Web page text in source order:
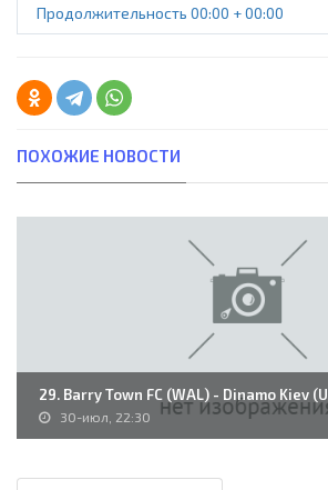
Продолжительность 00:00 + 00:00
ПОХОЖИЕ НОВОСТИ
29. Barry Town FC (WAL) - Dinamo Kiev
30-июл, 22:30